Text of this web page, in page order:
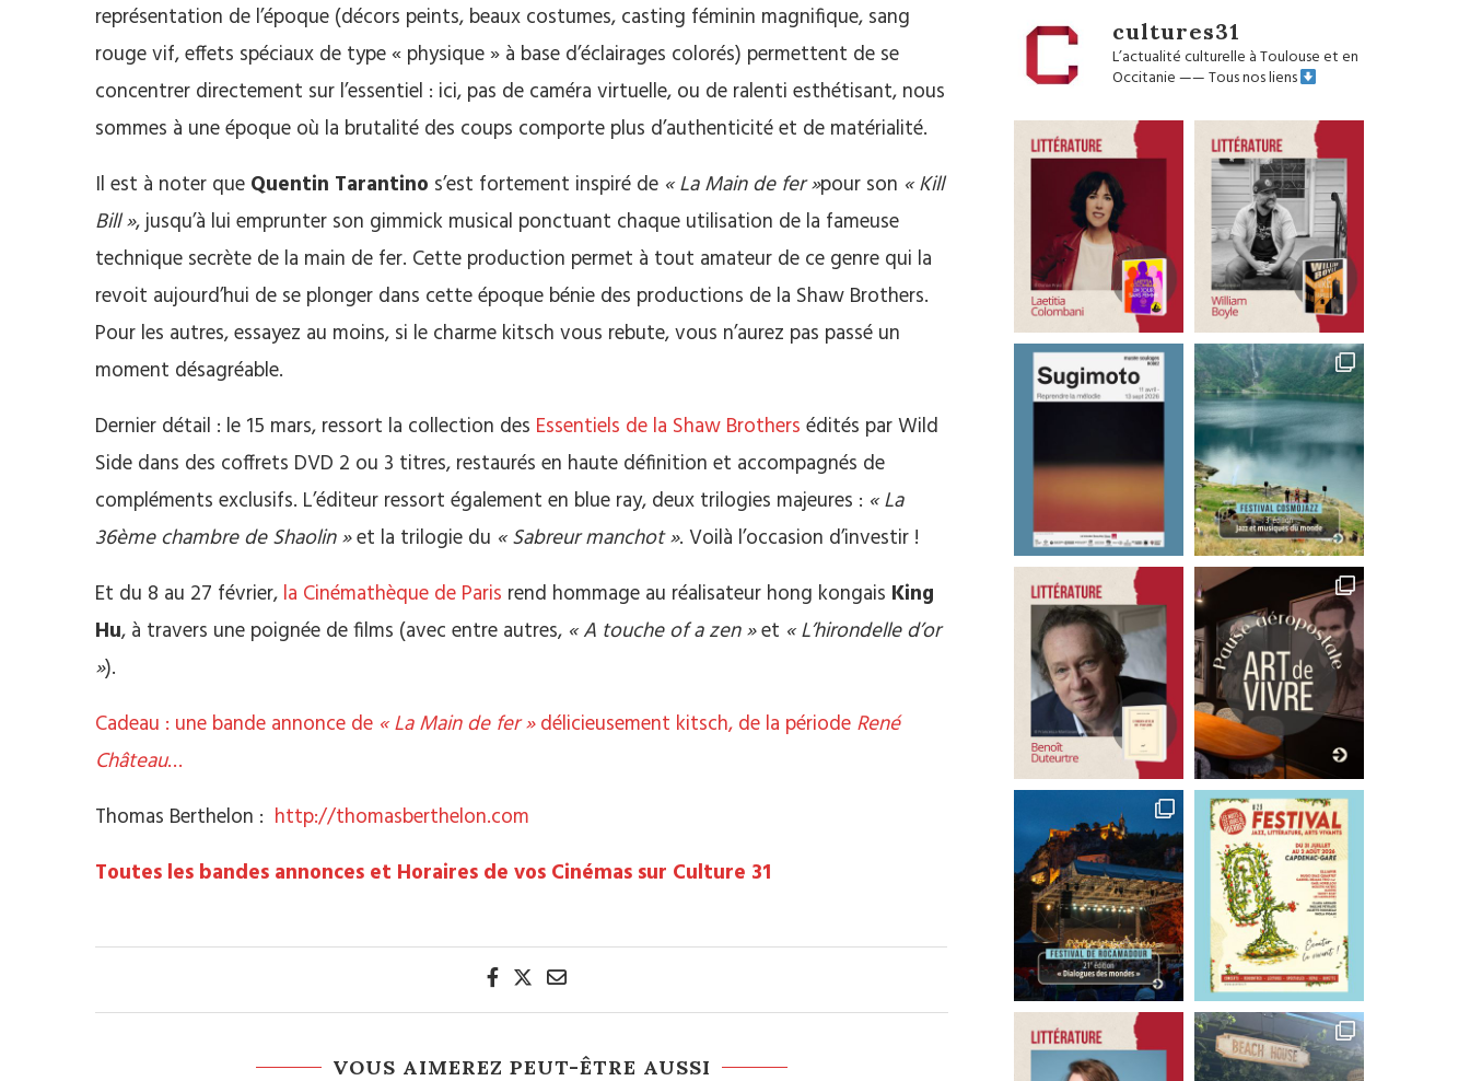
représentation de l’époque (décors peints, beaux costumes, casting féminin magnifique, sang
rouge vif, effets spéciaux de type « physique » à base d’éclairages colorés) permettent de se
concentrer directement sur l’essentiel : ici, pas de caméra virtuelle, ou de ralenti esthétisant, nous
sommes à une époque où la brutalité des coups comporte plus d’authenticité et de matérialité.
Il est à noter que Quentin Tarantino s’est fortement inspiré de « La Main de fer »pour son « Kill
Bill », jusqu’à lui emprunter son gimmick musical ponctuant chaque utilisation de la fameuse
technique secrète de la main de fer. Cette production permet à tout amateur de ce genre qui la
revoit aujourd’hui de se plonger dans cette époque bénie des productions de la Shaw Brothers.
Pour les autres, essayez au moins, si le charme kitsch vous rebute, vous n’aurez pas passé un
moment désagréable.
Dernier détail : le 15 mars, ressort la collection des Essentiels de la Shaw Brothers édités par Wild
Side dans des coffrets DVD 2 ou 3 titres, restaurés en haute définition et accompagnés de
compléments exclusifs. L’éditeur ressort également en blue ray, deux trilogies majeures : « La
36ème chambre de Shaolin »et la trilogie du « Sabreur manchot ». Voilà l’occasion d’investir !
Et du 8 au 27 février, la Cinémathèque de Paris rend hommage au réalisateur hong kongais King
Hu, à travers une poignée de films (avec entre autres, « A touche of a zen »et « L’hirondelle d’or
»).
Cadeau : une bande annonce de « La Main de fer »délicieusement kitsch, de la période René
Château…
Thomas Berthelon : http://thomasberthelon.com
Toutes les bandes annonces et Horaires de vos Cinémas sur Culture 31
VOUS AIMEREZ PEUT-ÊTRE AUSSI
cultures31
L’actualité culturelle à Toulouse et en
Occitanie——Tous nos liens